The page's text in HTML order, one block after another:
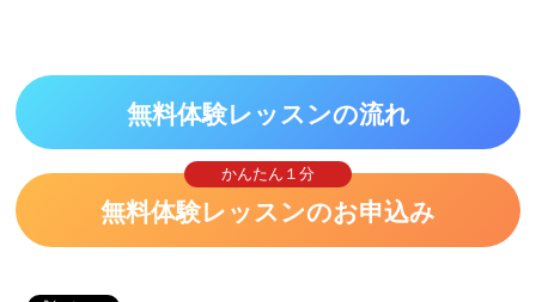
無料体験レッスンの流れ
かんたん１分
無料体験レッスンのお申込み